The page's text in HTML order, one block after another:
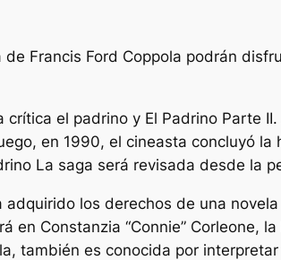
Francis Ford Coppola podrán
crítica el padrino y El Padrino Parte II.
en 1990, el cineasta concluyó
La saga será revisada desde la
los derechos de una
en Constanzia “Connie” Corleone,
también es conocida por